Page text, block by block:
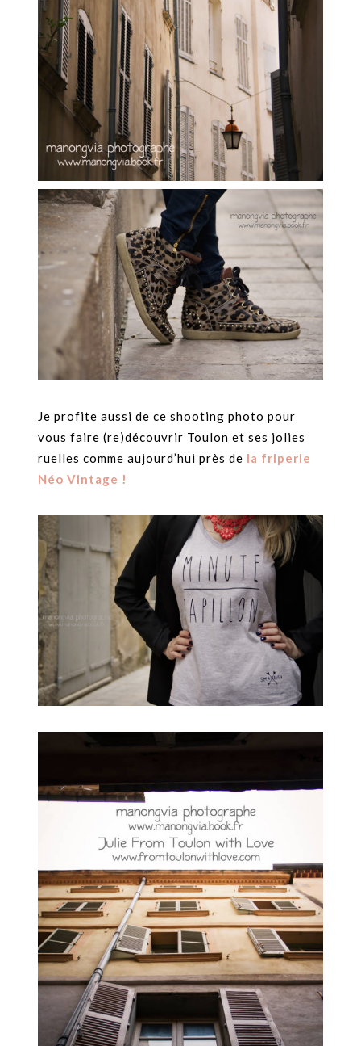
Je profite aussi de ce shooting photo pour
vous faire (re)découvrir Toulon et ses jolies
ruelles comme aujourd’hui près de la friperie
Néo Vintage !